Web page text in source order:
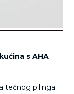
s AHA
tečnog pilinga